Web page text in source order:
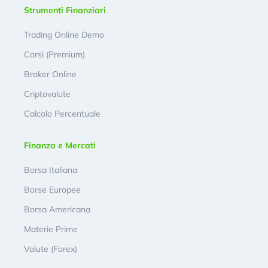
Strumenti Finanziari
Trading Online Demo
Corsi (Premium)
Broker Online
Criptovalute
Calcolo Percentuale
Finanza e Mercati
Borsa Italiana
Borse Europee
Borsa Americana
Materie Prime
Valute (Forex)